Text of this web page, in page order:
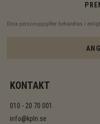
Dina personuppgifter behandlas i
KONTAKT
010 - 20 70 001
info@kpln.se